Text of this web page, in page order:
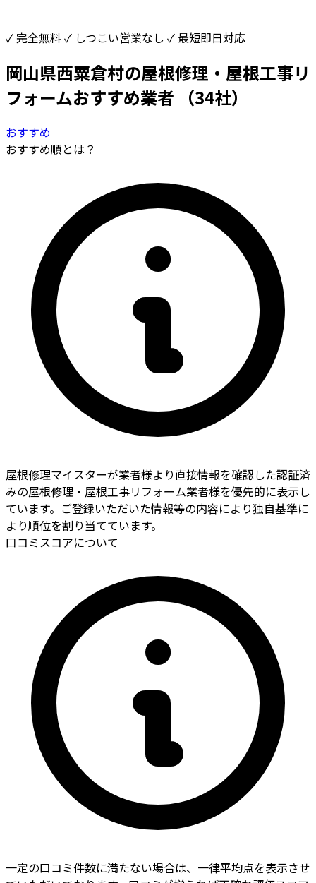
✓ 完全無料 ✓ しつこい営業なし ✓ 最短即日対応
岡山県西粟倉村の屋根修理・屋根工事リ
フォームおすすめ業者
（34社）
おすすめ
おすすめ順とは？
屋根修理マイスターが業者様より直接情報を確認した認証済
みの屋根修理・屋根工事リフォーム業者様を優先的に表示し
ています。ご登録いただいた情報等の内容により独自基準に
より順位を割り当てています。
口コミスコアについて
一定の口コミ件数に満たない場合は、一律平均点を表示させ